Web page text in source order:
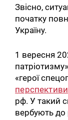
Звісно,
початку
Україну.
1 вересня
«герої
перспективи
рф. У такий
вербують до